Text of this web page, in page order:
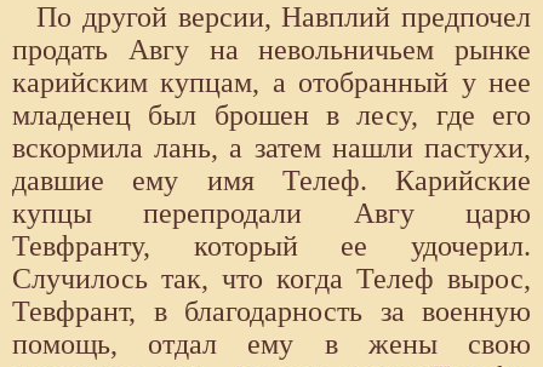
По другой версии, Навплий предпочел
продать Авгу на невольничьем рынке
карийским купцам, а отобранный у нее
младенец был брошен в лесу, где его
вскормила лань, а затем нашли пастухи,
давшие ему имя Телеф. Карийские
купцы перепродали Авгу царю
Тевфранту, который ее удочерил.
Случилось так, что когда Телеф вырос,
Тевфрант, в благодарность за военную
помощь, отдал ему в жены свою